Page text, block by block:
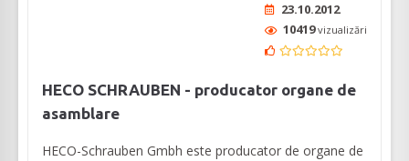
23.10.2012
10419vizualizări
HECO SCHRAUBEN - producator organe de
asamblare
HECO-Schrauben Gmbh este producator de organe de